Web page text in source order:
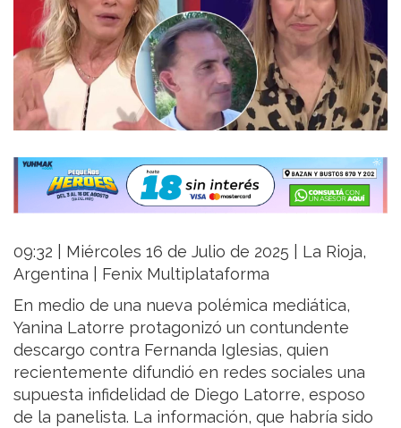
09:32 | Miércoles 16 de Julio de 2025 | La Rioja,
Argentina | Fenix Multiplataforma
En medio de una nueva polémica mediática,
Yanina Latorre protagonizó un contundente
descargo contra Fernanda Iglesias, quien
recientemente difundió en redes sociales una
supuesta infidelidad de Diego Latorre, esposo
de la panelista. La información, que habría sido